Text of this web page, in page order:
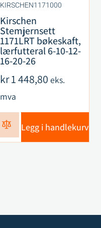
KIRSCHEN1171000
Kirschen
Stemjernsett
1171LRT bøkeskaft,
lærfutteral 6-10-12-
16-20-26
kr1 448,80 eks.
mva
Legg i handlekurv